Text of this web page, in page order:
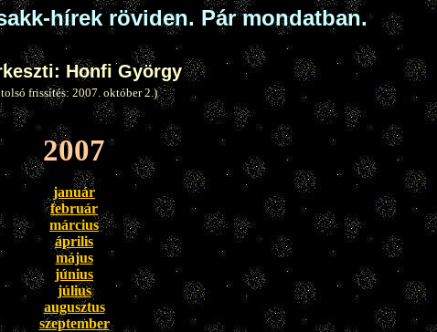
hírek röviden. Pár mondatban.
Honfi György
frissítés: 2007. október 2.)
2007
január
február
március
április
május
június
július
augusztus
szeptember